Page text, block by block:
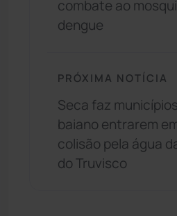
combate ao
dengue
PRÓXIMA NOTÍCIA
Seca faz
baiano entrarem
colisão pela água
do Truvisco